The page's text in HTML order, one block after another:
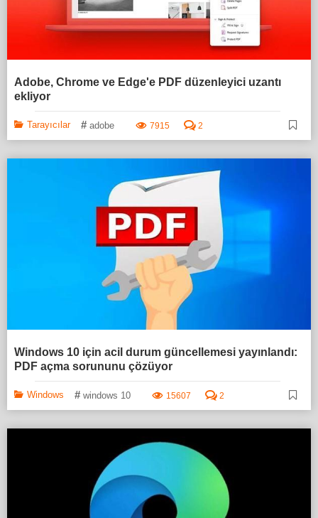
Adobe, Chrome ve Edge'e PDF düzenleyici uzantı
ekliyor
Tarayıcılar # adobe 7915 2
Windows 10 için acil durum güncellemesi yayınlandı:
PDF açma sorununu çözüyor
Windows # windows 10 15607 2